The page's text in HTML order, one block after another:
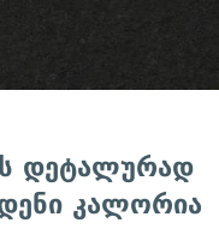
დეტალურად
კალორია